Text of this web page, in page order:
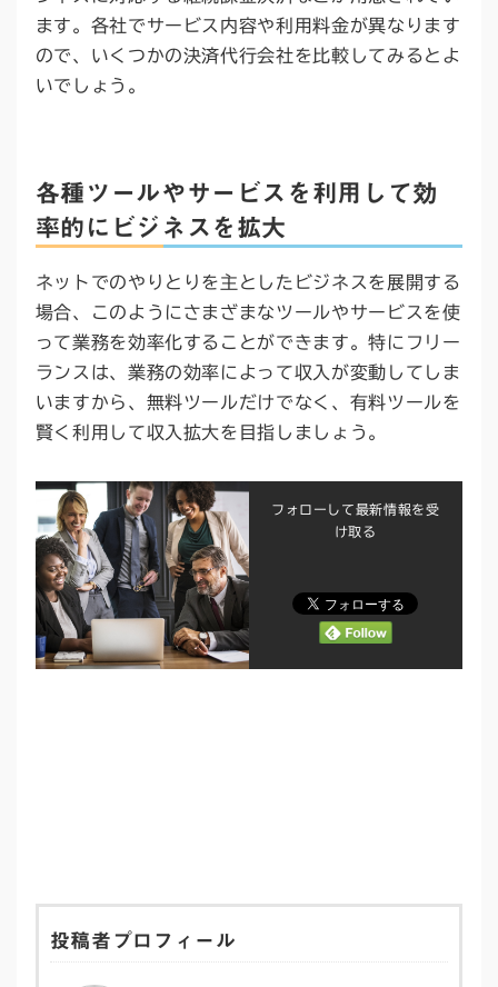
ます。各社でサービス内容や利用料金が異なります
ので、いくつかの決済代行会社を比較してみるとよ
いでしょう。
各種ツールやサービスを利用して効
率的にビジネスを拡大
ネットでのやりとりを主としたビジネスを展開する
場合、このようにさまざまなツールやサービスを使
って業務を効率化することができます。特にフリー
ランスは、業務の効率によって収入が変動してしま
いますから、無料ツールだけでなく、有料ツールを
賢く利用して収入拡大を目指しましょう。
フォローして最新情報を受
け取る
投稿者プロフィール